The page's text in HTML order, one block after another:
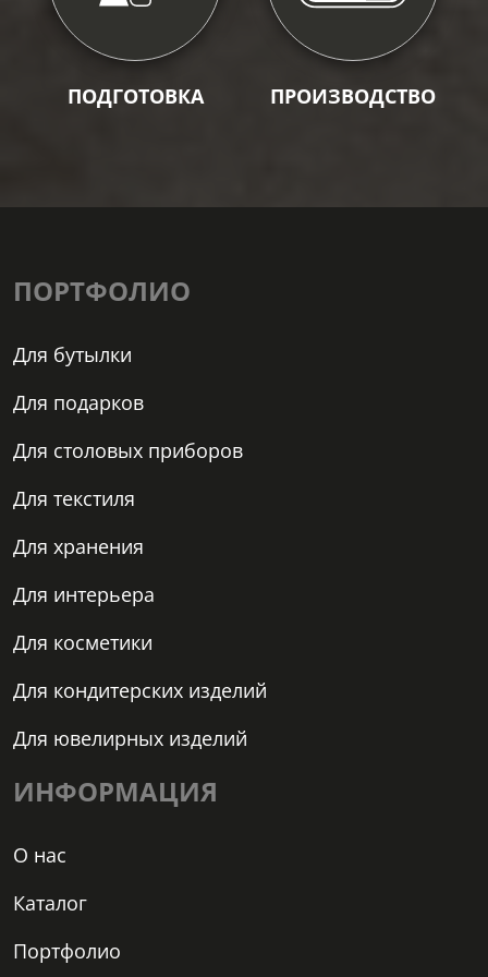
ПОДГОТОВКА ПРОИЗВОДСТВО
ПОРТФОЛИО
Для бутылки
Для подарков
Для столовых приборов
Для текстиля
Для хранения
Для интерьера
Для косметики
Для кондитерских изделий
Для ювелирных изделий
ИНФОРМАЦИЯ
О нас
Каталог
Портфолио